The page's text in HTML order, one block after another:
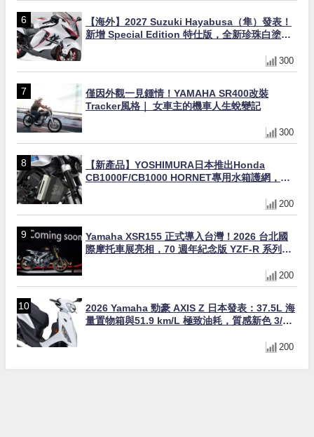
【海外】2027 Suzuki Hayabusa（隼）發表！
新增 Special Edition 特仕版，全新珍珠白塗裝
300
僅因外觀一見鍾情！YAMAHA SR400改裝
Tracker風格｜ 女車主的機車人生蛻變記
300
【新產品】YOSHIMURA日本推出Honda
CB1000F/CB1000 HORNET專用水箱護網，六
200
Yamaha XSR155 正式導入台灣！2026 台北國
際摩托車展亮相，70 週年紀念版 YZF-R 系列限
200
2026 Yamaha 勁豪 AXIS Z 日本發表：37.5L 海
量置物箱與51.9 km/L 極致油耗，質感新色 3/31
200